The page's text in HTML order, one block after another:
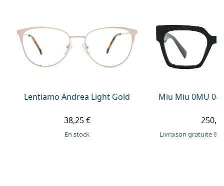
Prada
Toutes les marques
Lentiamo Andrea Light Gold
38,25 €
en stock
Miu Miu 0MU
Livraison gratuite&